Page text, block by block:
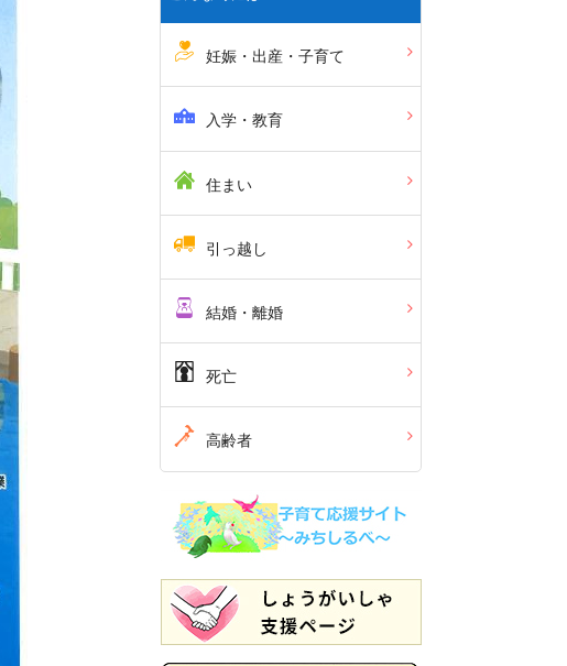
妊娠・出産・子育て
入学・教育
住まい
引っ越し
結婚・離婚
死亡
高齢者